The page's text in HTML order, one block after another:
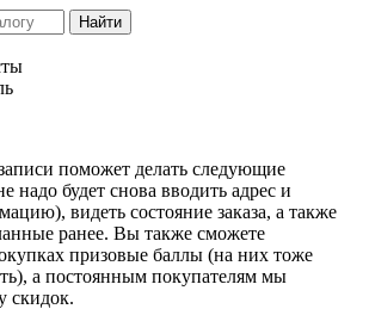
Найти
поможет делать следующие
надо будет снова вводить адрес и
видеть состояние заказа, а также
ранее. Вы также сможете
призовые баллы (на них тоже
а постоянным покупателям мы
скидок.